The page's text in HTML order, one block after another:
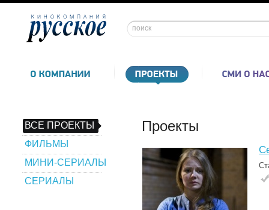
ВСЕ ПРОЕКТЫ
ФИЛЬМЫ
МИНИ-СЕРИАЛЫ
СЕРИАЛЫ
Проекты